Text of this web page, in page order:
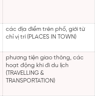
các địa điểm trên phố, giới từ
chỉ vị trí (PLACES IN TOWN)
phương tiện giao thông, các
hoạt động khi đi du lịch
(TRAVELLING &
TRANSPORTATION)